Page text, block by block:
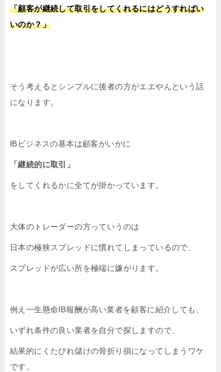
「顧客が継続して取引をしてくれるにはどうすればい
いのか？」
そう考えるとシンプルに後者の方がエエやんという話
になります。
IBビジネスの基本は顧客がいかに
「継続的に取引」
をしてくれるかに全てが掛かっています。
大体のトレーダーの方っていうのは
日本の極狭スプレッドに慣れてしまっているので、
スプレッドが広い所を極端に嫌がります。
例え一生懸命IB報酬が高い業者を顧客に紹介しても、
いずれ条件の良い業者を自分で探しますので、
結果的にくたびれ儲けの骨折り損になってしまうワケ
です。